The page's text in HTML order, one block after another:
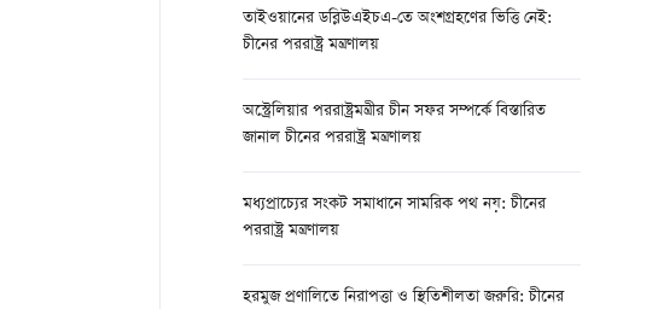
তাইওয়ানের ডব্লিউএইচএ-তে অংশগ্রহণের ভিত্তি নেই:
চীনের পররাষ্ট্র মন্ত্রণালয়
অস্ট্রেলিয়ার পররাষ্ট্রমন্ত্রীর চীন সফর সম্পর্কে বিস্তারিত
জানাল চীনের পররাষ্ট্র মন্ত্রণালয়
মধ্যপ্রাচ্যের সংকট সমাধানে সামরিক পথ নয়: চীনের
পররাষ্ট্র মন্ত্রণালয়
হরমুজ প্রণালিতে নিরাপত্তা ও স্থিতিশীলতা জরুরি: চীনের